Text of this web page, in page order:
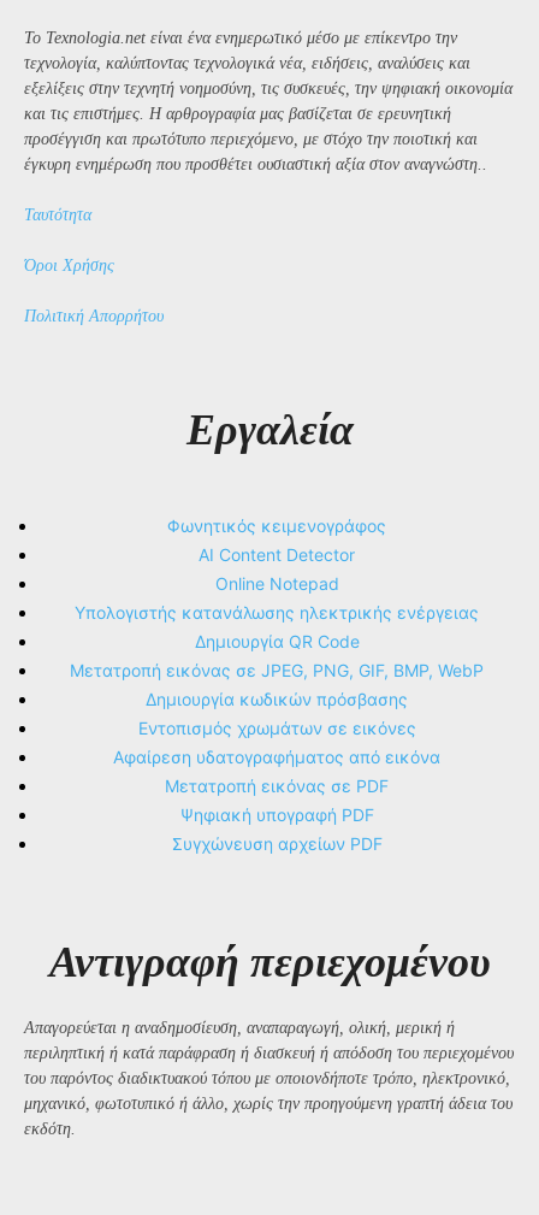
Το Texnologia.net είναι ένα ενημερωτικό μέσο με επίκεντρο την
τεχνολογία, καλύπτοντας τεχνολογικά νέα, ειδήσεις, αναλύσεις και
εξελίξεις στην τεχνητή νοημοσύνη, τις συσκευές, την ψηφιακή οικονομία
και τις επιστήμες. Η αρθρογραφία μας βασίζεται σε ερευνητική
προσέγγιση και πρωτότυπο περιεχόμενο, με στόχο την ποιοτική και
έγκυρη ενημέρωση που προσθέτει ουσιαστική αξία στον αναγνώστη..
Ταυτότητα
Όροι Χρήσης
Πολιτική Απορρήτου
Εργαλεία
Φωνητικός κειμενογράφος
AI Content Detector
Online Notepad
Υπολογιστής κατανάλωσης ηλεκτρικής ενέργειας
Δημιουργία QR Code
Μετατροπή εικόνας σε JPEG, PNG, GIF, BMP, WebP
Δημιουργία κωδικών πρόσβασης
Εντοπισμός χρωμάτων σε εικόνες
Αφαίρεση υδατογραφήματος από εικόνα
Μετατροπή εικόνας σε PDF
Ψηφιακή υπογραφή PDF
Συγχώνευση αρχείων PDF
Αντιγραφή περιεχομένου
Απαγορεύεται η αναδημοσίευση, αναπαραγωγή, ολική, μερική ή
περιληπτική ή κατά παράφραση ή διασκευή ή απόδοση του περιεχομένου
του παρόντος διαδικτυακού τόπου με οποιονδήποτε τρόπο, ηλεκτρονικό,
μηχανικό, φωτοτυπικό ή άλλο, χωρίς την προηγούμενη γραπτή άδεια του
εκδότη.